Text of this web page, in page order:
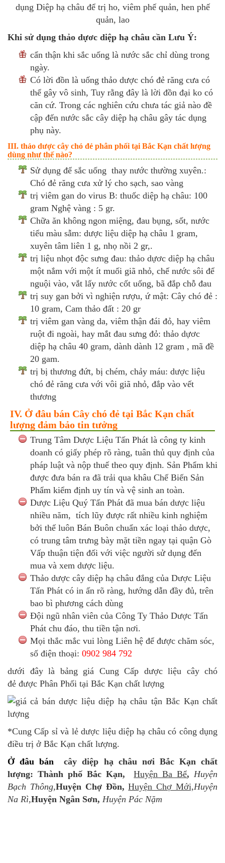
dụng Diệp hạ châu để trị ho, viêm phế quản, hen phế
quản, lao
Khi sử dụng thảo dựơc diệp hạ châu cần Lưu Ý:
cẩn thận khi sắc uống là nước sắc chỉ dùng trong
ngày.
Có lời đồn là uống thảo dược chó đẻ răng cưa có
thể gây vô sinh, Tuy rằng đây là lời đồn đại ko có
căn cứ. Trong các nghiên cứu chưa tác giả nào đề
cập đến nước sắc cây diệp hạ châu gây tác dụng
phụ này.
III. thảo dược cây chó đẻ phân phối tại Bắc Kạn chất lượng
dùng như thế nào?
Sử dụng để sắc uống thay nước thường xuyên.:
Chó đẻ răng cưa xử lý cho sạch, sao vàng
trị viêm gan do virus B: thuốc diệp hạ châu: 100
gram Nghệ vàng : 5 gr.
Chữa ăn không ngon miệng, đau bụng, sốt, nước
tiểu màu sẫm: dược liệu diệp hạ châu 1 gram,
xuyên tâm liên 1 g, nhọ nồi 2 gr,.
trị liệu nhọt độc sưng đau: thảo dựơc diệp hạ châu
một nắm với một ít muối giã nhỏ, chế nước sôi để
nguội vào, vắt lấy nước cốt uống, bã đắp chỗ đau
trị suy gan bởi vì nghiện rượu, ứ mật: Cây chó đẻ :
10 gram, Cam thảo đất : 20 gr
trị viêm gan vàng da, viêm thận đái đỏ, hay viêm
ruột đi ngoài, hay mắt đau sưng đỏ: thảo dựơc
diệp hạ châu 40 gram, dành dành 12 gram , mã đề
20 gam.
trị bị thương đứt, bị chém, chảy máu: dược liệu
chó đẻ răng cưa với vôi giã nhỏ, đắp vào vết
thương
IV. Ở đâu bán Cây chó đẻ tại Bắc Kạn chất
lượng đảm bảo tin tưởng
Trung Tâm Dược Liệu Tấn Phát là công ty kinh
doanh có giấy phép rõ ràng, tuân thủ quy định của
pháp luật và nộp thuế theo quy định. Sản Phẩm khi
được đưa bán ra đã trải qua khâu Chế Biến Sản
Phẩm kiểm định uy tín và vệ sinh an toàn.
Dược Liệu Quý Tấn Phát đã mua bán dược liệu
nhiều năm, tích lũy được rất nhiều kinh nghiệm
bởi thế luôn Bán Buôn chuẩn xác loại thảo dược,
có trung tâm trưng bày mặt tiền ngay tại quận Gò
Vấp thuận tiện đối với việc người sử dụng đến
mua và xem dược liệu.
Thảo dược cây diệp hạ châu đắng của Dược Liệu
Tấn Phát có in ấn rõ ràng, hướng dẫn đầy đủ, trên
bao bì phương cách dùng
Đội ngũ nhân viên của Công Ty Thảo Dược Tấn
Phát chu đáo, thu tiền tận nơi.
Mọi thắc mắc vui lòng Liên hệ để được chăm sóc,
số điện thoại: 0902 984 792
dưới đây là bảng giá Cung Cấp dược liệu cây chó
đẻ được Phân Phối tại Bắc Kạn chất lượng
*Cung Cấp sỉ và lẻ dược liệu diệp hạ châu có công dụng
điều trị ở Bắc Kạn chất lượng.
Ở đâu bán
cây diệp hạ châu nơi Bắc Kạn chất
lượng: Thành phố Bắc Kạn,Huyện Ba Bể,Huyện
Bạch Thông,Huyện Chợ Đồn,Huyện Chợ Mới,Huyện
Na Rì,Huyện Ngân Sơn, Huyện Pác Nặm